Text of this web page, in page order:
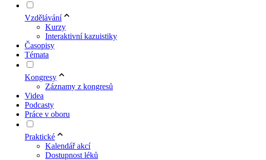
Vzdělávání
Kurzy
Interaktivní kazuistiky
Časopisy
Témata
Kongresy
Záznamy z kongresů
Videa
Podcasty
Práce v oboru
Praktické
Kalendář akcí
Dostupnost léků